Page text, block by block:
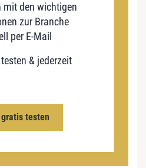
mit den wichtigen
zur Branche
per E-Mail
& jederzeit
testen